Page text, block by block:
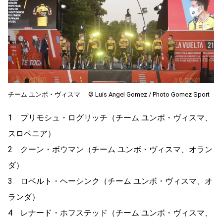
チーム ユンボ・ヴィスマ ©︎ Luis Angel Gomez / Photo Gomez Sport
1 プリモシュ・ログリッチ（チーム ユンボ・ヴィスマ、
スロベニア）
2 クーン・ボウマン（チーム ユンボ・ヴィスマ、オラン
ダ）
3 ロベルト・ヘーシンク（チーム ユンボ・ヴィスマ、オ
ランダ）
4 レナード・ホフステッド（チーム ユンボ・ヴィスマ、